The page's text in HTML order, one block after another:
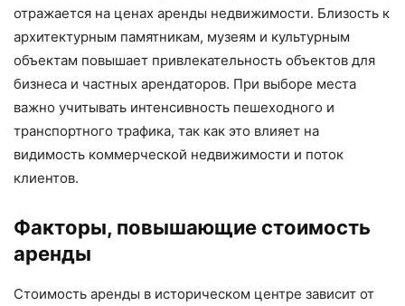
отражается на ценах аренды недвижимости. Близость к
архитектурным памятникам, музеям и культурным
объектам повышает привлекательность объектов для
бизнеса и частных арендаторов. При выборе места
важно учитывать интенсивность пешеходного и
транспортного трафика, так как это влияет на
видимость коммерческой недвижимости и поток
клиентов.
Факторы, повышающие стоимость
аренды
Стоимость аренды в историческом центре зависит от